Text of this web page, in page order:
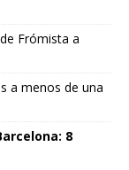
Frómista a
a menos de una
8